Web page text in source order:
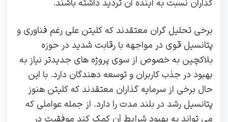
گذاران نسبت به آینده آن تردید داشته باشند.
برخی تحلیل‌ گران معتقدند که کلیتن علی‌ رغم فناوری و
پتانسیل قوی در مواجهه با رقابت شدید در حوزه
بلاکچین به خصوص از سوی پروژه‌ های جدیدتر نیاز به
بهبود در جذب کاربران و توسعه‌ دهندگان دارد. با این
حال برخی از سرمایه‌ گذاران معتقدند که کلیتن هنوز
پتانسیل رشد در بلند مدت را دارد. از جمله عواملی که
می‌ تواند به بهبود شرایط آن کمک کند موفقیت در